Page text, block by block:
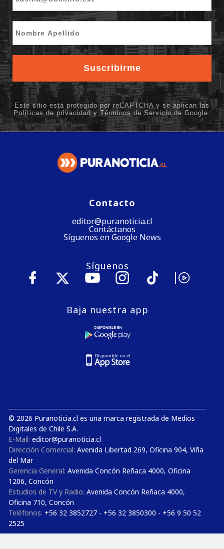
Contacto
editor@puranoticia.cl
Contáctanos
Síguenos en Google News
Síguenos
Baja nuestra app
© 2026 Puranoticia.cl es una marca registrada de Medios
Digitales de Chile S.A.
E-Mail: editor@puranoticia.cl
Dirección Comercial: Avenida Libertad 269, Oficina 904, Viña
del Mar
Gerencia General: Avenida Concón Reñaca 4000, Oficina
1206, Concón
Estudios de TV y Radio: Avenida Concón Reñaca 4000,
Oficina 710, Concón
Teléfonos: +56 32 3852727 - +56 32 3850300 - +56 9 50 52
2525